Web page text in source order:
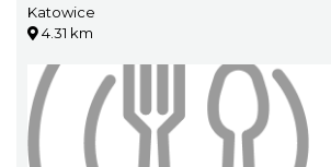
Katowice
4.31 km